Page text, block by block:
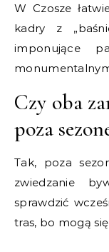
W Czosze
kadry z
imponujące
Czy oba
poza
Tak, poza
zwiedzanie
sprawdzić
tras, bo mogą